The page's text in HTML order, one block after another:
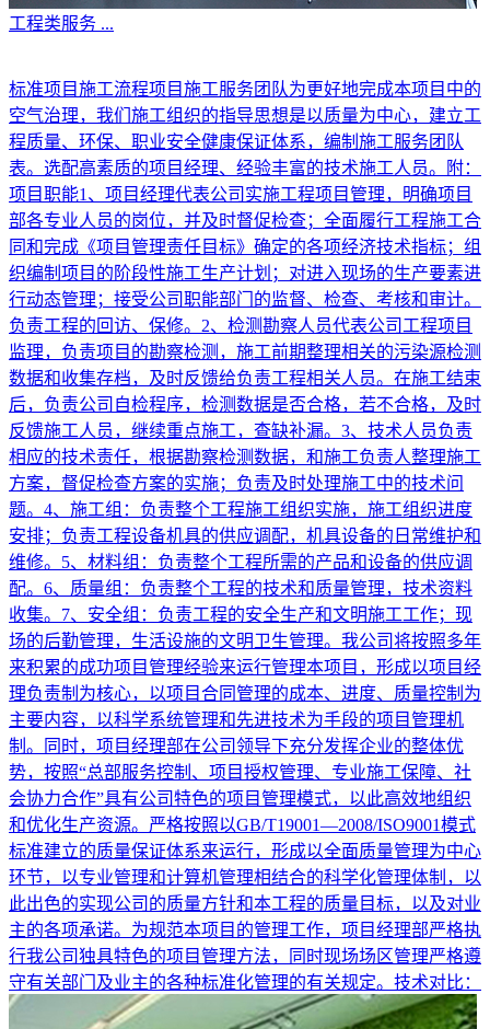
工程类服务 ...
标准项目施工流程项目施工服务团队为更好地完成本项目中的
空气治理，我们施工组织的指导思想是以质量为中心，建立工
程质量、环保、职业安全健康保证体系，编制施工服务团队
表。选配高素质的项目经理、经验丰富的技术施工人员。附：
项目职能1、项目经理代表公司实施工程项目管理，明确项目
部各专业人员的岗位，并及时督促检查；全面履行工程施工合
同和完成《项目管理责任目标》确定的各项经济技术指标；组
织编制项目的阶段性施工生产计划；对进入现场的生产要素进
行动态管理；接受公司职能部门的监督、检查、考核和审计。
负责工程的回访、保修。2、检测勘察人员代表公司工程项目
监理，负责项目的勘察检测，施工前期整理相关的污染源检测
数据和收集存档，及时反馈给负责工程相关人员。在施工结束
后，负责公司自检程序，检测数据是否合格，若不合格，及时
反馈施工人员，继续重点施工，查缺补漏。3、技术人员负责
相应的技术责任，根据勘察检测数据，和施工负责人整理施工
方案，督促检查方案的实施；负责及时处理施工中的技术问
题。4、施工组：负责整个工程施工组织实施，施工组织进度
安排；负责工程设备机具的供应调配，机具设备的日常维护和
维修。5、材料组：负责整个工程所需的产品和设备的供应调
配。6、质量组：负责整个工程的技术和质量管理，技术资料
收集。7、安全组：负责工程的安全生产和文明施工工作；现
场的后勤管理，生活设施的文明卫生管理。我公司将按照多年
来积累的成功项目管理经验来运行管理本项目，形成以项目经
理负责制为核心，以项目合同管理的成本、进度、质量控制为
主要内容，以科学系统管理和先进技术为手段的项目管理机
制。同时，项目经理部在公司领导下充分发挥企业的整体优
势，按照“总部服务控制、项目授权管理、专业施工保障、社
会协力合作”具有公司特色的项目管理模式，以此高效地组织
和优化生产资源。严格按照以GB/T19001—2008/ISO9001模式
标准建立的质量保证体系来运行，形成以全面质量管理为中心
环节，以专业管理和计算机管理相结合的科学化管理体制，以
此出色的实现公司的质量方针和本工程的质量目标，以及对业
主的各项承诺。为规范本项目的管理工作，项目经理部严格执
行我公司独具特色的项目管理方法，同时现场场区管理严格遵
守有关部门及业主的各种标准化管理的有关规定。技术对比：